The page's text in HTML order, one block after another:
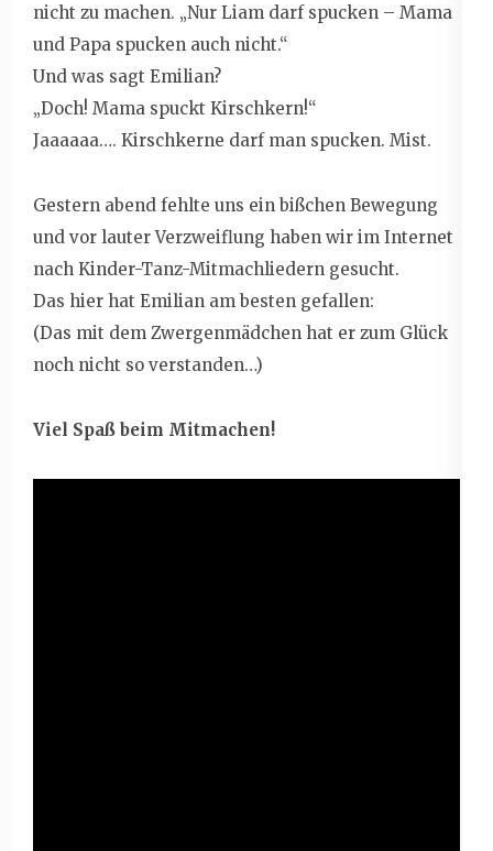
nicht zu machen. „Nur Liam darf spucken – Mama
und Papa spucken auch nicht.“
Und was sagt Emilian?
„Doch! Mama spuckt Kirschkern!“
Jaaaaaa…. Kirschkerne darf man spucken. Mist.
Gestern abend fehlte uns ein bißchen Bewegung
und vor lauter Verzweiflung haben wir im Internet
nach Kinder-Tanz-Mitmachliedern gesucht.
Das hier hat Emilian am besten gefallen:
(Das mit dem Zwergenmädchen hat er zum Glück
noch nicht so verstanden…)
Viel Spaß beim Mitmachen!